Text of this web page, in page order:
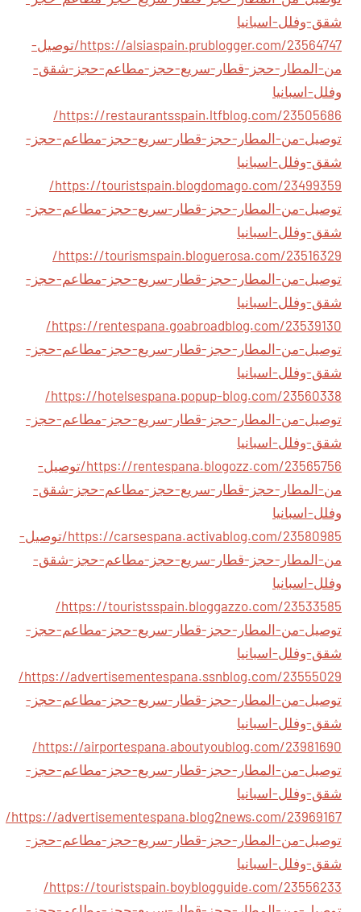
شقق-وفلل-اسبانيا
https://alsiaspain.prublogger.com/23564747/توصيل-
من-المطار-حجز-قطار-سريع-حجز-مطاعم-حجز-شقق-
وفلل-اسبانيا
https://restaurantsspain.ltfblog.com/23505686/
توصيل-من-المطار-حجز-قطار-سريع-حجز-مطاعم-حجز-
شقق-وفلل-اسبانيا
https://touristspain.blogdomago.com/23499359/
توصيل-من-المطار-حجز-قطار-سريع-حجز-مطاعم-حجز-
شقق-وفلل-اسبانيا
https://tourismspain.bloguerosa.com/23516329/
توصيل-من-المطار-حجز-قطار-سريع-حجز-مطاعم-حجز-
شقق-وفلل-اسبانيا
https://rentespana.goabroadblog.com/23539130/
توصيل-من-المطار-حجز-قطار-سريع-حجز-مطاعم-حجز-
شقق-وفلل-اسبانيا
https://hotelsespana.popup-blog.com/23560338/
توصيل-من-المطار-حجز-قطار-سريع-حجز-مطاعم-حجز-
شقق-وفلل-اسبانيا
https://rentespana.blogozz.com/23565756/توصيل-
من-المطار-حجز-قطار-سريع-حجز-مطاعم-حجز-شقق-
وفلل-اسبانيا
https://carsespana.activablog.com/23580985/توصيل-
من-المطار-حجز-قطار-سريع-حجز-مطاعم-حجز-شقق-
وفلل-اسبانيا
https://touristsspain.bloggazzo.com/23533585/
توصيل-من-المطار-حجز-قطار-سريع-حجز-مطاعم-حجز-
شقق-وفلل-اسبانيا
https://advertisementespana.ssnblog.com/23555029/
توصيل-من-المطار-حجز-قطار-سريع-حجز-مطاعم-حجز-
شقق-وفلل-اسبانيا
https://airportespana.aboutyoublog.com/23981690/
توصيل-من-المطار-حجز-قطار-سريع-حجز-مطاعم-حجز-
شقق-وفلل-اسبانيا
https://advertisementespana.blog2news.com/23969167/
توصيل-من-المطار-حجز-قطار-سريع-حجز-مطاعم-حجز-
شقق-وفلل-اسبانيا
https://touristspain.boyblogguide.com/23556233/